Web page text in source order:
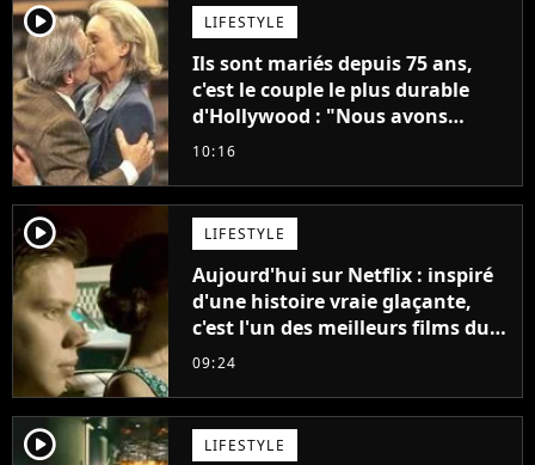
player2 LIFESTYLE
Ils sont mariés depuis 75 ans,
c'est le couple le plus durable
d'Hollywood : "Nous avons
avancé jour après jour, et les
décennies"
10:16
player2 LIFESTYLE
Aujourd'hui sur Netflix : inspiré
d'une histoire vraie glaçante,
c'est l'un des meilleurs films du
21ème siècle
09:24
player2 LIFESTYLE